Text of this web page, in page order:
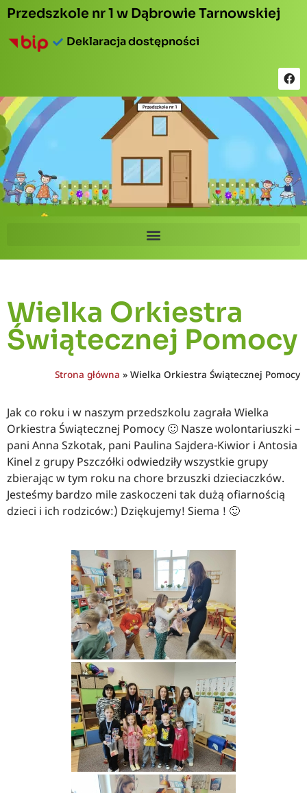
Przedszkole nr 1 w Dąbrowie Tarnowskiej
Deklaracja dostępności
Wielka Orkiestra
Świątecznej Pomocy
Strona główna » Wielka Orkiestra Świątecznej Pomocy
Jak co roku i w naszym przedszkolu zagrała Wielka
Orkiestra Świątecznej Pomocy 🙂 Nasze wolontariuszki –
pani Anna Szkotak, pani Paulina Sajdera-Kiwior i Antosia
Kinel z grupy Pszczółki odwiedziły wszystkie grupy
zbierając w tym roku na chore brzuszki dzieciaczków.
Jesteśmy bardzo mile zaskoczeni tak dużą ofiarnością
dzieci i ich rodziców:) Dziękujemy! Siema ! 🙂